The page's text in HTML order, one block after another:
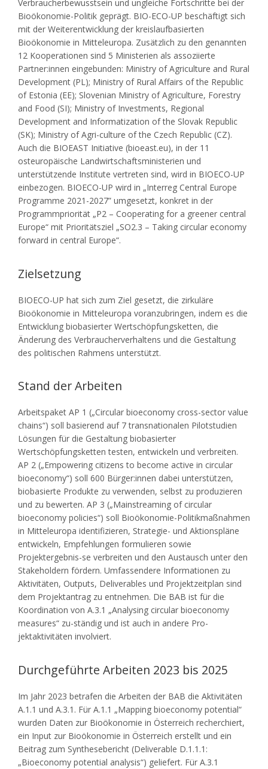
Verbraucherbewusstsein und ungleiche Fortschritte bei der
Bioökonomie-Politik geprägt. BIO-ECO-UP beschäftigt sich
mit der Weiterentwicklung der kreislaufbasierten
Bioökonomie in Mitteleuropa. Zusätzlich zu den genannten
12 Kooperationen sind 5 Ministerien als assoziierte
Partner:innen eingebunden: Ministry of Agriculture and Rural
Development (PL); Ministry of Rural Affairs of the Republic
of Estonia (EE); Slovenian Ministry of Agriculture, Forestry
and Food (SI); Ministry of Investments, Regional
Development and Informatization of the Slovak Republic
(SK); Ministry of Agri-culture of the Czech Republic (CZ).
Auch die BIOEAST Initiative (bioeast.eu), in der 11
osteuropäische Landwirtschaftsministerien und
unterstützende Institute vertreten sind, wird in BIOECO-UP
einbezogen. BIOECO-UP wird in „Interreg Central Europe
Programme 2021-2027” umgesetzt, konkret in der
Programmpriorität „P2 – Cooperating for a greener central
Europe“ mit Prioritätsziel „SO2.3 – Taking circular economy
forward in central Europe“.
Zielsetzung
BIOECO-UP hat sich zum Ziel gesetzt, die zirkuläre
Bioökonomie in Mitteleuropa voranzubringen, indem es die
Entwicklung biobasierter Wertschöpfungsketten, die
Änderung des Verbraucherverhaltens und die Gestaltung
des politischen Rahmens unterstützt.
Stand der Arbeiten
Arbeitspaket AP 1 („Circular bioeconomy cross-sector value
chains“) soll basierend auf 7 transnationalen Pilotstudien
Lösungen für die Gestaltung biobasierter
Wertschöpfungsketten testen, entwickeln und verbreiten.
AP 2 („Empowering citizens to become active in circular
bioeconomy“) soll 600 Bürger:innen dabei unterstützen,
biobasierte Produkte zu verwenden, selbst zu produzieren
und zu bewerten. AP 3 („Mainstreaming of circular
bioeconomy policies“) soll Bioökonomie-Politikmaßnahmen
in Mitteleuropa identifizieren, Strategie- und Aktionspläne
entwickeln, Empfehlungen formulieren sowie
Projektergebnis-se verbreiten und den Austausch unter den
Stakeholdern fördern. Umfassendere Informationen zu
Aktivitäten, Outputs, Deliverables und Projektzeitplan sind
dem Projektantrag zu entnehmen. Die BAB ist für die
Koordination von A.3.1 „Analysing circular bioeconomy
measures“ zu-ständig und ist auch in andere Pro-
jektaktivitäten involviert.
Durchgeführte Arbeiten 2023 bis 2025
Im Jahr 2023 betrafen die Arbeiten der BAB die Aktivitäten
A.1.1 und A.3.1. Für A.1.1 „Mapping bioeconomy potential“
wurden Daten zur Bioökonomie in Österreich recherchiert,
ein Input zur Bioökonomie in Österreich erstellt und ein
Beitrag zum Synthesebericht (Deliverable D.1.1.1:
„Bioeconomy potential analysis“) geliefert. Für A.3.1